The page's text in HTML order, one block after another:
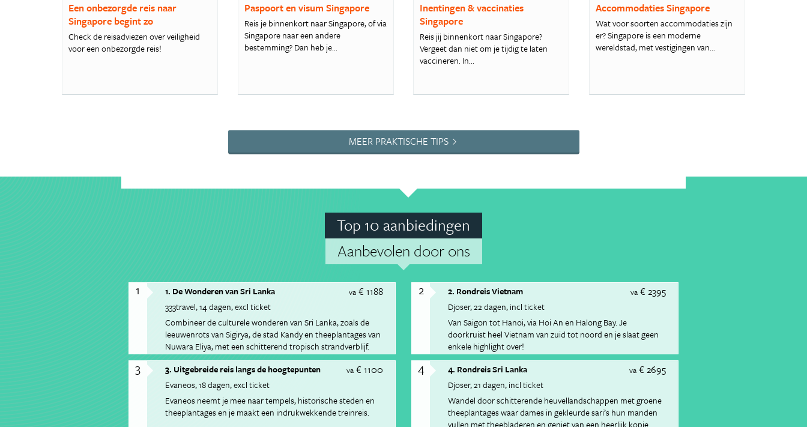
Een onbezorgde reis naar
Singapore begint zo
Check de reisadviezen over veiligheid
voor een onbezorgde reis!
Paspoort en visum Singapore
Reis je binnenkort naar Singapore, of via
Singapore naar een andere
bestemming? Dan heb je...
Inentingen & vaccinaties
Singapore
Reis jij binnenkort naar Singapore?
Vergeet dan niet om je tijdig te laten
vaccineren. In...
Accommodaties Singapore
Wat voor soorten accommodaties zijn
er? Singapore is een moderne
wereldstad, met vestigingen van...
MEER PRAKTISCHE TIPS
Top 10 aanbiedingen
Aanbevolen door ons
1 va€ 1188
1. De Wonderen van Sri Lanka
333travel 14 dagen excl ticket
Combineer de culturele wonderen van Sri Lanka, zoals de
leeuwenrots van Sigirya, de stad Kandy en theeplantages van
Nuwara Eliya, met een schitterend tropisch strandverblijf.
2 va € 2395
2. Rondreis Vietnam
Djoser 22 dagen incl ticket
Van Saigon tot Hanoi, via Hoi An en Halong Bay. Je
doorkruist heel Vietnam van zuid tot noord en je slaat geen
enkele highlight over!
3 va€ 1100
3. Uitgebreide reis langs de hoogtepunten
Evaneos 18 dagen excl ticket
Evaneos neemt je mee naar tempels, historische steden en
theeplantages en je maakt een indrukwekkende treinreis.
4 va € 2695
4. Rondreis Sri Lanka
Djoser 21 dagen incl ticket
Wandel door schitterende heuvellandschappen met groene
theeplantages waar dames in gekleurde sari’s hun manden
vullen met theebladeren en geniet van een heerlijk kopje